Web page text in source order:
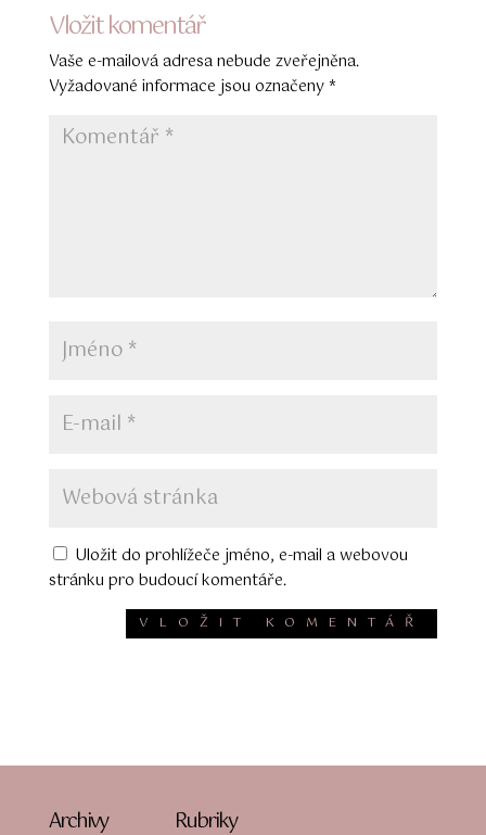
Vložit komentář
Vaše e-mailová adresa nebude zveřejněna.
Vyžadované informace jsou označeny *
Uložit do prohlížeče jméno, e-mail a webovou
stránku pro budoucí komentáře.
Archivy Rubriky